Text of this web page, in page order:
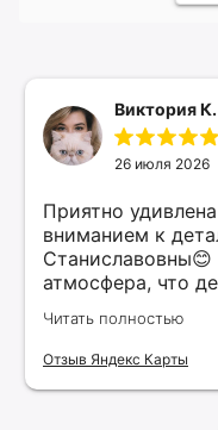
Виктория К.
26 июля 2026
Приятно
вниманием к
Станиславовны😊
атмосфера, что
ищет
Верю, что нашла
Читать полностью
Отзыв Яндекс Карты